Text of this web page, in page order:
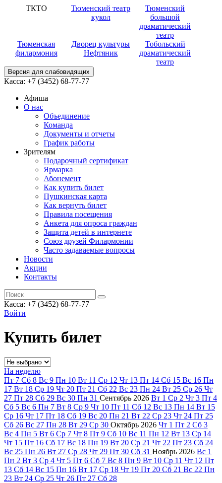
ТКТО
Тюменский театр
кукол
Тюменский
большой
драматический
театр
Тюменская
филармония
Дворец культуры
Нефтяник
Тобольский
драматический
театр
Версия для слабовидящих
Касса: +7 (3452) 68-77-77
Афиша
О нас
Объединение
Команда
Документы и отчеты
График работы
Зрителям
Подарочный сертификат
Ярмарка
Абонемент
Как купить билет
Пушкинская карта
Как вернуть билет
Правила посещения
Анкета для опроса граждан
Защита детей в интернете
Союз друзей Филармонии
Часто задаваемые вопросы
Новости
Акции
Контакты
Касса: +7 (3452) 68-77-77
Войти
Купить билет
На неделю
Пт 7 Сб 8 Вс 9 Пн 10 Вт 11 Ср 12 Чт 13 Пт 14 Сб 15 Вс 16 Пн
17 Вт 18 Ср 19 Чт 20 Пт 21 Сб 22 Вс 23 Пн 24 Вт 25 Ср 26 Чт
27 Пт 28 Сб 29 Вс 30 Пн 31 Сентябрь 2026 Вт 1 Ср 2 Чт 3 Пт 4
Сб 5 Вс 6 Пн 7 Вт 8 Ср 9 Чт 10 Пт 11 Сб 12 Вс 13 Пн 14 Вт 15
Ср 16 Чт 17 Пт 18 Сб 19 Вс 20 Пн 21 Вт 22 Ср 23 Чт 24 Пт 25
Сб 26 Вс 27 Пн 28 Вт 29 Ср 30 Октябрь 2026 Чт 1 Пт 2 Сб 3
Вс 4 Пн 5 Вт 6 Ср 7 Чт 8 Пт 9 Сб 10 Вс 11 Пн 12 Вт 13 Ср 14
Чт 15 Пт 16 Сб 17 Вс 18 Пн 19 Вт 20 Ср 21 Чт 22 Пт 23 Сб 24
Вс 25 Пн 26 Вт 27 Ср 28 Чт 29 Пт 30 Сб 31 Ноябрь 2026 Вс 1
Пн 2 Вт 3 Ср 4 Чт 5 Пт 6 Сб 7 Вс 8 Пн 9 Вт 10 Ср 11 Чт 12 Пт
13 Сб 14 Вс 15 Пн 16 Вт 17 Ср 18 Чт 19 Пт 20 Сб 21 Вс 22 Пн
23 Вт 24 Ср 25 Чт 26 Пт 27 Сб 28